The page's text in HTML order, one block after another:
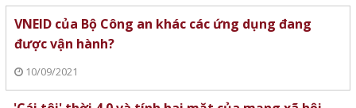
VNEID của Bộ Công an khác các ứng dụng đang
được vận hành?
10/09/2021